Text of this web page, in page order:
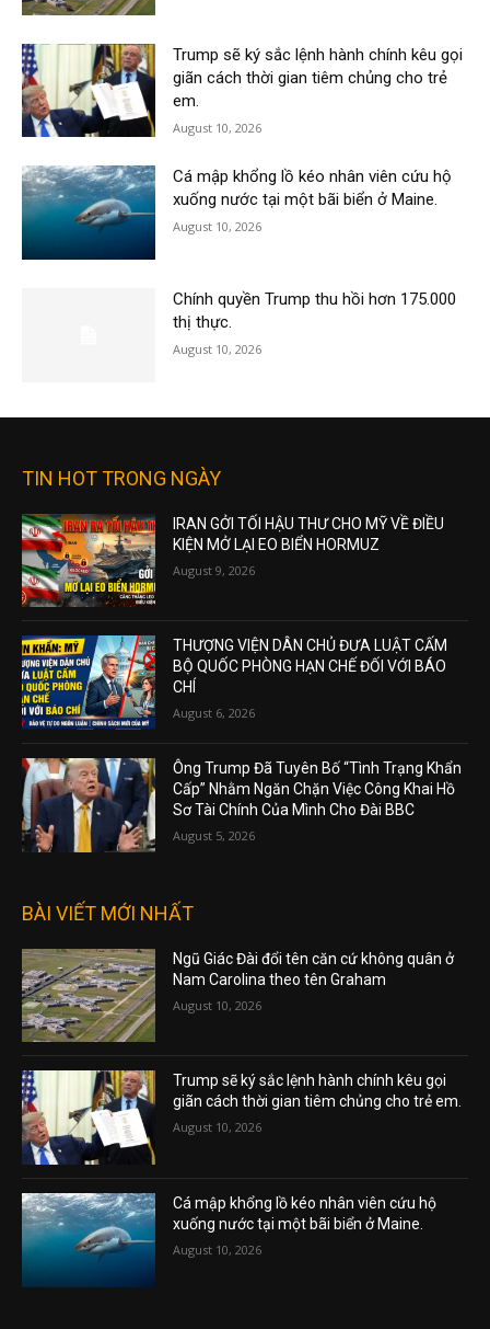
Trump sẽ ký sắc lệnh hành chính kêu gọi
giãn cách thời gian tiêm chủng cho trẻ
em.
August 10, 2026
Cá mập khổng lồ kéo nhân viên cứu hộ
xuống nước tại một bãi biển ở Maine.
August 10, 2026
Chính quyền Trump thu hồi hơn 175.000
thị thực.
August 10, 2026
TIN HOT TRONG NGÀY
IRAN GỞI TỐI HẬU THƯ CHO MỸ VỀ ĐIỀU
KIỆN MỞ LẠI EO BIỂN HORMUZ
August 9, 2026
THƯỢNG VIỆN DÂN CHỦ ĐƯA LUẬT CẤM
BỘ QUỐC PHÒNG HẠN CHẾ ĐỐI VỚI BÁO
CHÍ
August 6, 2026
Ông Trump Đã Tuyên Bố “Tình Trạng Khẩn
Cấp” Nhằm Ngăn Chặn Việc Công Khai Hồ
Sơ Tài Chính Của Mình Cho Đài BBC
August 5, 2026
BÀI VIẾT MỚI NHẤT
Ngũ Giác Đài đổi tên căn cứ không quân ở
Nam Carolina theo tên Graham
August 10, 2026
Trump sẽ ký sắc lệnh hành chính kêu gọi
giãn cách thời gian tiêm chủng cho trẻ em.
August 10, 2026
Cá mập khổng lồ kéo nhân viên cứu hộ
xuống nước tại một bãi biển ở Maine.
August 10, 2026